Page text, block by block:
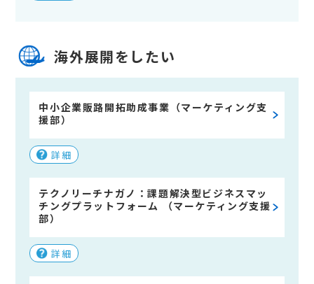
海外展開をしたい
中小企業販路開拓助成事業（マーケティング支
援部）
詳細
テクノリーチナガノ：課題解決型ビジネスマッ
チングプラットフォーム （マーケティング支援
部）
詳細